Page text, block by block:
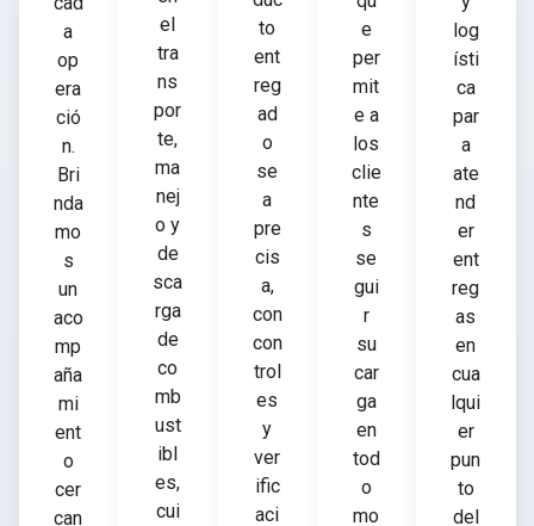
a
op
era
ció
n.
Bri
nda
mo
s
un
aco
mp
aña
mi
ent
o
cer
can
el
tra
ns
por
te,
ma
nej
o y
de
sca
rga
de
co
mb
ust
ibl
es,
cui
to
ent
reg
ad
o
se
a
pre
cis
a,
con
con
trol
es
y
ver
ific
aci
e
per
mit
e a
los
clie
nte
s
se
gui
r
su
car
ga
en
tod
o
mo
log
ísti
ca
par
a
ate
nd
er
ent
reg
as
en
cua
lqui
er
pun
to
del